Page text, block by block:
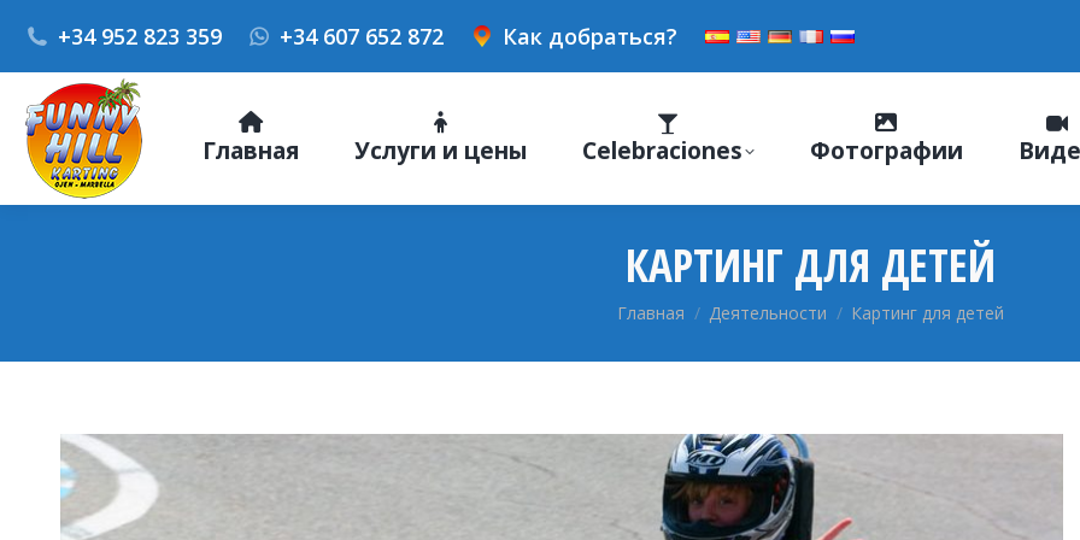
+34 952 823 359 +34 607 652 872 Как добраться?
Главная Услуги и цены Celebraciones Фотографии
КАРТИНГ ДЛЯ ДЕТЕЙ
Вы здесь:
Главная Деятельности Картинг для детей